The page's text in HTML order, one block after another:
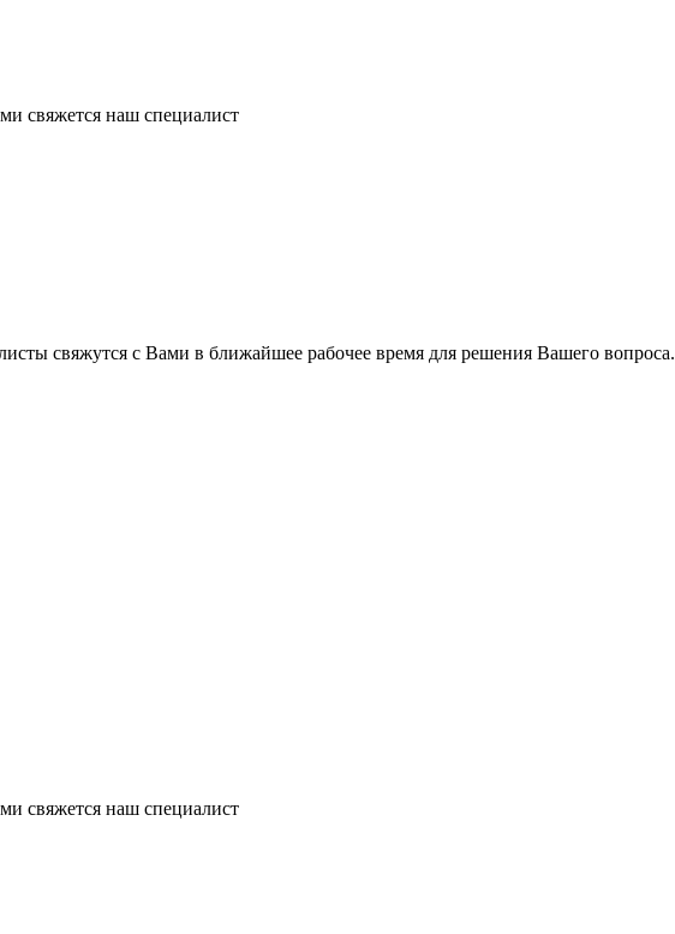
свяжется наш специалист
свяжутся с Вами в ближайшее рабочее время для решения Вашего вопроса.
свяжется наш специалист